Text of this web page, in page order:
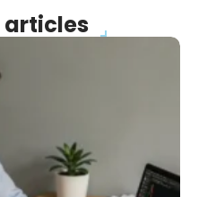
articles